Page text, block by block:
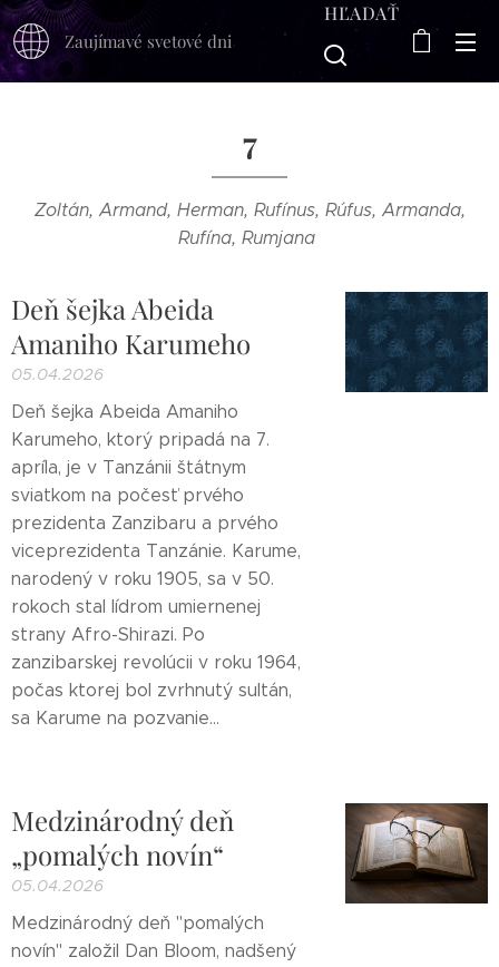
Zaujímavé svetové dni
HĽADAŤ
7
Zoltán, Armand, Herman, Rufínus, Rúfus, Armanda,
Rufína, Rumjana
Deň šejka Abeida
Amaniho Karumeho
05.04.2026
Deň šejka Abeida Amaniho
Karumeho, ktorý pripadá na 7.
apríla, je v Tanzánii štátnym
sviatkom na počesť prvého
prezidenta Zanzibaru a prvého
viceprezidenta Tanzánie. Karume,
narodený v roku 1905, sa v 50.
rokoch stal lídrom umiernenej
strany Afro-Shirazi. Po
zanzibarskej revolúcii v roku 1964,
počas ktorej bol zvrhnutý sultán,
sa Karume na pozvanie...
Medzinárodný deň
„pomalých novín“
05.04.2026
Medzinárodný deň "pomalých
novín" založil Dan Bloom, nadšený